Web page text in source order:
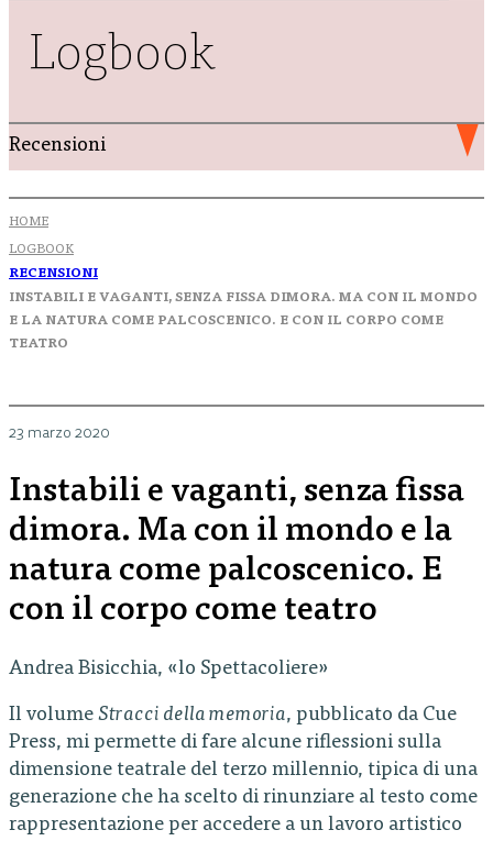
Logbook
Recensioni
HOME
LOGBOOK
RECENSIONI
INSTABILI E VAGANTI, SENZA FISSA DIMORA. MA CON IL MONDO
E LA NATURA COME PALCOSCENICO. E CON IL CORPO COME
TEATRO
23 marzo 2020
Instabili e vaganti, senza fissa
dimora. Ma con il mondo e la
natura come palcoscenico. E
con il corpo come teatro
Andrea Bisicchia, «lo Spettacoliere»
Il volume Stracci della memoria, pubblicato da Cue
Press, mi permette di fare alcune riflessioni sulla
dimensione teatrale del terzo millennio, tipica di una
generazione che ha scelto di rinunziare al testo come
rappresentazione per accedere a un lavoro artistico